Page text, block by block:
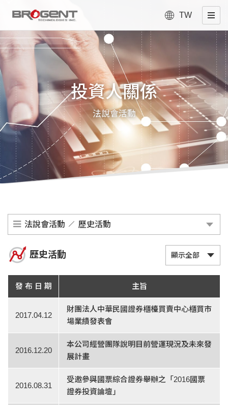
TW
投資人關係
法說會活動
法說會活動 歷史活動
歷史活動
發 布 日 期 主旨
2017.04.12
財團法人中華民國證券櫃檯買賣中心櫃買市
場業績發表會
2016.12.20
本公司經營團隊說明目前營運現況及未來發
展計畫
2016.08.31
受邀參與國票綜合證券舉辦之「2016國票
證券投資論壇」